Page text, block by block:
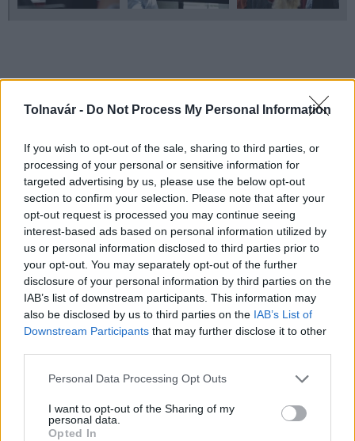
Tolnavár - Do Not Process My Personal Information
If you wish to opt-out of the sale, sharing to third parties, or
processing of your personal or sensitive information for
targeted advertising by us, please use the below opt-out
section to confirm your selection. Please note that after your
opt-out request is processed you may continue seeing
interest-based ads based on personal information utilized by
us or personal information disclosed to third parties prior to
your opt-out. You may separately opt-out of the further
disclosure of your personal information by third parties on the
IAB’s list of downstream participants. This information may
also be disclosed by us to third parties on the IAB’s List of
Downstream Participants that may further disclose it to other
Please note that this website/app uses one or more Google
not limited to your visit or usage behaviour. You may click to
grant or deny consent to Google and its third-party tags to
Personal Data Processing Opt Outs
I want to opt-out of the Sharing of my
personal data.
Opted In
MAGYAR ÉPÍTŐK
Mi épül?